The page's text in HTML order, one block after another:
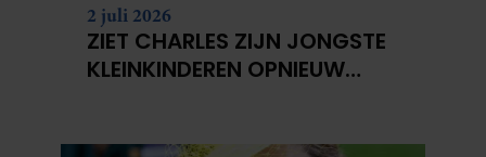
2 juli 2026
ZIET CHARLES ZIJN JONGSTE
KLEINKINDEREN OPNIEUW